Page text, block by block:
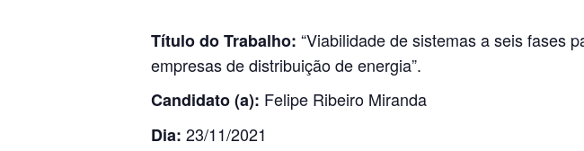
Título do Trabalho: “Viabilidade de sistemas a seis fases
empresas de distribuição de energia”.
Candidato (a): Felipe Ribeiro Miranda
Dia: 23/11/2021